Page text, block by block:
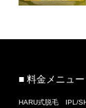
■ 料金メニュー
HARU式脱毛 IPL/